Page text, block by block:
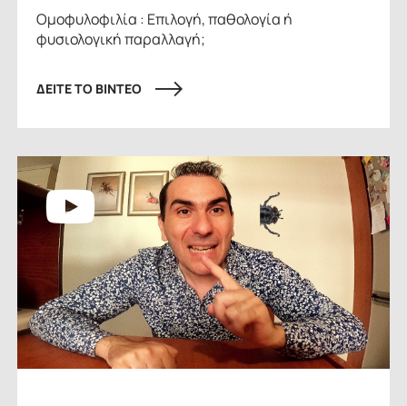
Ομοφυλοφιλία : Επιλογή, παθολογία ή
φυσιολογική παραλλαγή;
ΔΕΙΤΕ ΤΟ ΒΙΝΤΕΟ